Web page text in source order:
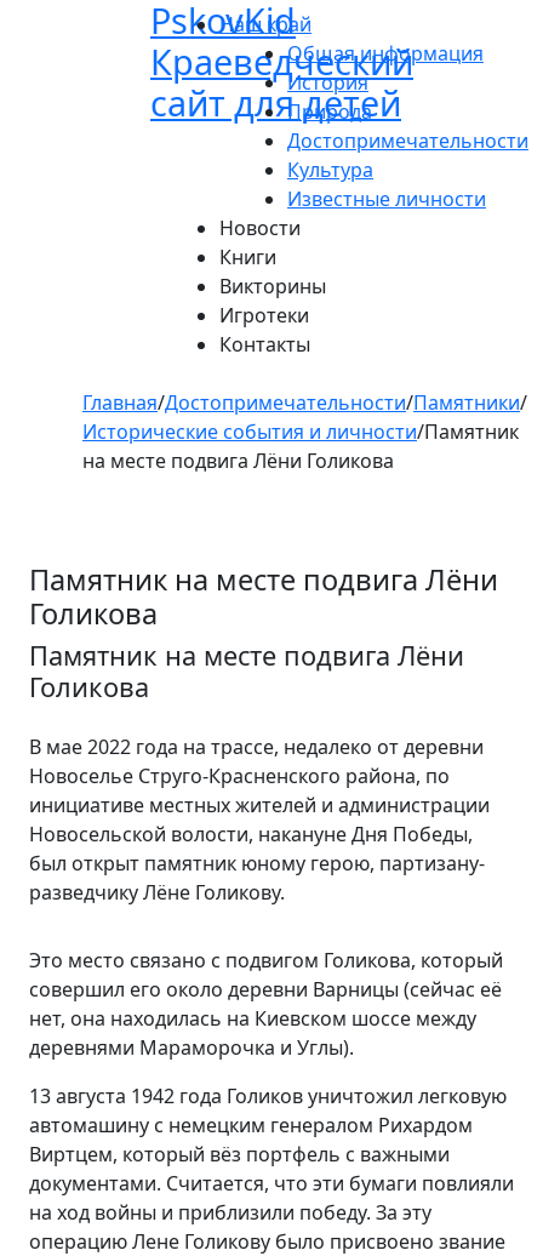
PskovKid
Краеведческий
сайт для детей
Наш край
Общая информация
История
Природа
Достопримечательности
Культура
Известные личности
Новости
Книги
Викторины
Игротеки
Контакты
Главная/Достопримечательности/Памятники/
Исторические события и личности/Памятник
на месте подвига Лёни Голикова
Памятник на месте подвига Лёни
Голикова
Памятник на месте подвига Лёни
Голикова
В мае 2022 года на трассе, недалеко от деревни
Новоселье Струго-Красненского района, по
инициативе местных жителей и администрации
Новосельской волости, накануне Дня Победы,
был открыт памятник юному герою, партизану-
разведчику Лёне Голикову.
Это место связано с подвигом Голикова, который
совершил его около деревни Варницы (сейчас её
нет, она находилась на Киевском шоссе между
деревнями Мараморочка и Углы).
13 августа 1942 года Голиков уничтожил легковую
автомашину с немецким генералом Рихардом
Виртцем, который вёз портфель с важными
документами. Считается, что эти бумаги повлияли
на ход войны и приблизили победу. За эту
операцию Лене Голикову было присвоено звание